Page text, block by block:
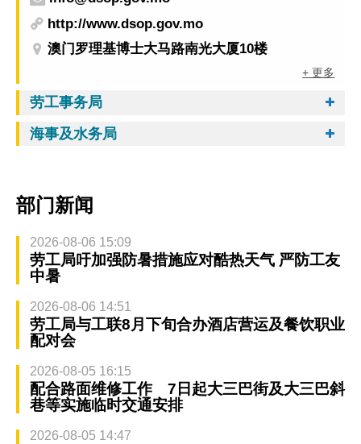
http://www.dsop.gov.mo
澳门罗理基博士大马路南光大厦10楼
+ 更多
劳工事务局
海事及水务局
部门新闻
2026-08-06 15:09
劳工局吁加强防暑措施应对酷热天气 严防工友
中暑
2026-08-06 14:51
劳工局与工联8月下旬合办酒店营运及餐饮职业
配对会
2026-08-05 16:15
配合路面维修工作 7日起大三巴街及大三巴斜
巷等实施临时交通安排
2026-08-05 14:47